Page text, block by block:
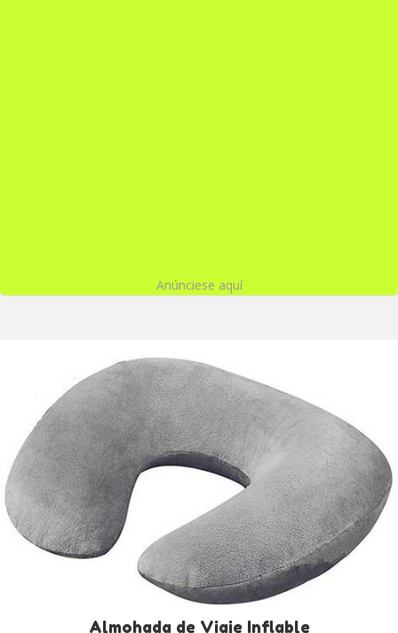
Anúnciese aquí
Almohada de Viaje Inflable